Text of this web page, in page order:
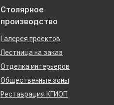
Столярное
производство
Галерея проектов
Лестница на заказ
Отделка интерьеров
Общественные зоны
Реставрация КГИОП